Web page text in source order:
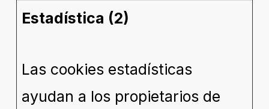
Estadística (2)
Las cookies estadísticas
ayudan a los propietarios de